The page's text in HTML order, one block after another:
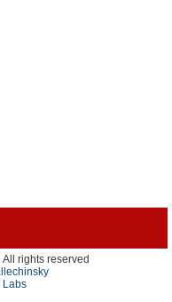
rights reserved
Labs